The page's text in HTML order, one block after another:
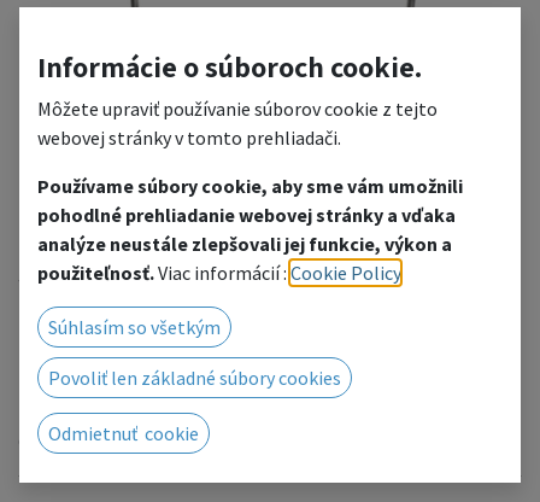
TS3 railings for assembled
3-step stairs
Add to wishlist
We will be happy to prepare a price offer for you, click to
go to the contact form.
Or contact us by phone/email.
Informácie o súboroch cookie.
Môžete upraviť používanie súborov cookie z tejto
webovej stránky v tomto prehliadači.
Používame súbory cookie, aby sme vám umožnili
pohodlné prehliadanie webovej stránky a vďaka
analýze neustále zlepšovali jej funkcie, výkon a
použiteľnosť.Viac informácií : Cookie Policy
Súhlasím so všetkým
Povoliť len základné súbory cookies
Odmietnuť cookie